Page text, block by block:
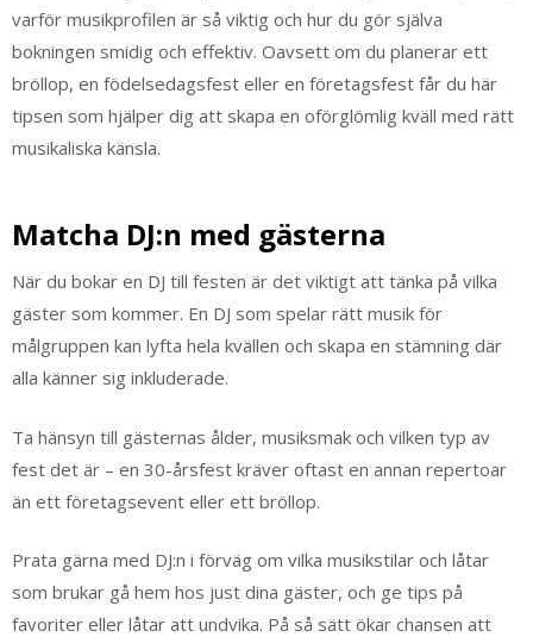
varför musikprofilen är så viktig och hur du gör själva
bokningen smidig och effektiv. Oavsett om du planerar ett
bröllop, en födelsedagsfest eller en företagsfest får du här
tipsen som hjälper dig att skapa en oförglömlig kväll med rätt
musikaliska känsla.
Matcha DJ:n med gästerna
När du bokar en DJ till festen är det viktigt att tänka på vilka
gäster som kommer. En DJ som spelar rätt musik för
målgruppen kan lyfta hela kvällen och skapa en stämning där
alla känner sig inkluderade.
Ta hänsyn till gästernas ålder, musiksmak och vilken typ av
fest det är – en 30-årsfest kräver oftast en annan repertoar
än ett företagsevent eller ett bröllop.
Prata gärna med DJ:n i förväg om vilka musikstilar och låtar
som brukar gå hem hos just dina gäster, och ge tips på
favoriter eller låtar att undvika. På så sätt ökar chansen att